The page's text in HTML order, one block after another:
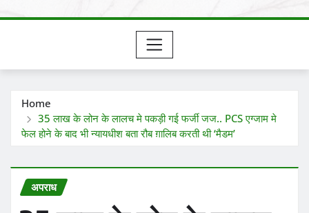
Home
35 लाख के लोन के लालच मे पकड़ी गई फर्जी जज.. PCS एग्जाम मे
फेल होने के बाद भी न्यायधीश बता रौब ग़ालिब करती थी ‘मैडम’
अपराध